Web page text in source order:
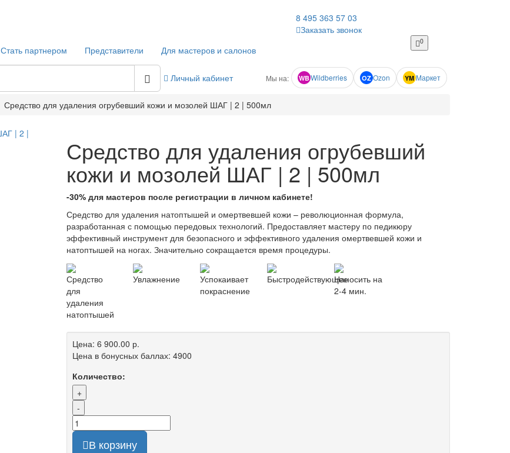
8 495363 57 03
Заказать звонок
Стать партнером Представители Для мастеров и салонов
0
Личный кабинет Мы на: WBWildberries OZ Ozon YM Маркет
Средство для удаления огрубевший кожи и мозолей ШАГ | 2 | 500мл
Средство для удаления огрубевший
кожи и мозолей ШАГ | 2 | 500мл
-30% для мастеров после регистрации в личном кабинете!
Средство для удаления натоптышей и омертвевшей кожи – революционная формула,
разработанная с помощью передовых технологий. Предоставляет мастеру по педикюру
эффективный инструмент для безопасного и эффективного удаления омертвевшей кожи и
натоптышей на ногах. Значительно сокращается время процедуры.
Средство
для
удаления
натоптышей
Увлажнение
Успокаивает
покраснение
БыстродействующееНаносить на
2-4 мин.
Цена: 6 900.00 р.
Цена в бонусных баллах: 4900
Количество:
+
-
В корзину